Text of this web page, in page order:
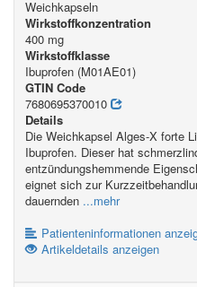
Weichkapseln
Wirkstoffkonzentration
400 mg
Wirkstoffklasse
Ibuprofen (M01AE01)
GTIN Code
7680695370010
Details
Die Weichkapsel Alges-X forte
Ibuprofen. Dieser hat
entzündungshemmende
eignet sich zur
dauernden ...mehr
Patienteninformationen
Artikeldetails anzeigen